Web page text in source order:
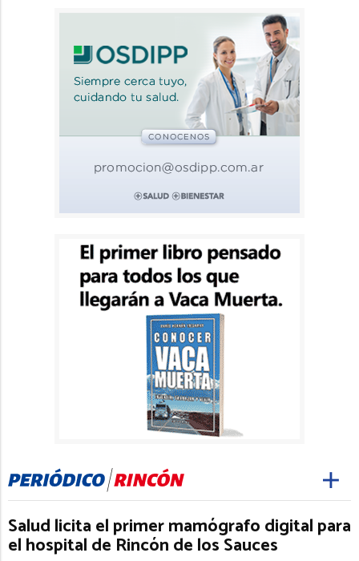
Salud licita el primer mamógrafo digital para
el hospital de Rincón de los Sauces